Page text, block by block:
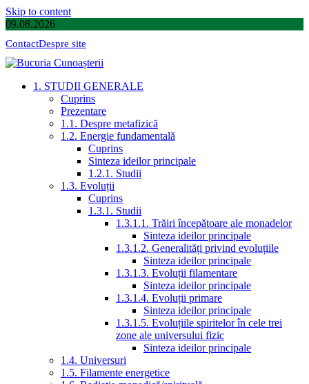
Skip to content
09.08.2026
ContactDespre site
1. STUDII GENERALE
Cuprins
Prezentare
1.1. Despre metafizică
1.2. Energie fundamentală
Cuprins
Sinteza ideilor principale
1.2.1. Studii
1.3. Evoluții
Cuprins
1.3.1. Studii
1.3.1.1. Trăiri începătoare ale monadelor
Sinteza ideilor principale
1.3.1.2. Generalități privind evoluțiile
Sinteza ideilor principale
1.3.1.3. Evoluții filamentare
Sinteza ideilor principale
1.3.1.4. Evoluții primare
Sinteza ideilor principale
1.3.1.5. Evoluțiile spiritelor în cele trei
zone ale universului fizic
Sinteza ideilor principale
1.4. Universuri
1.5. Filamente energetice